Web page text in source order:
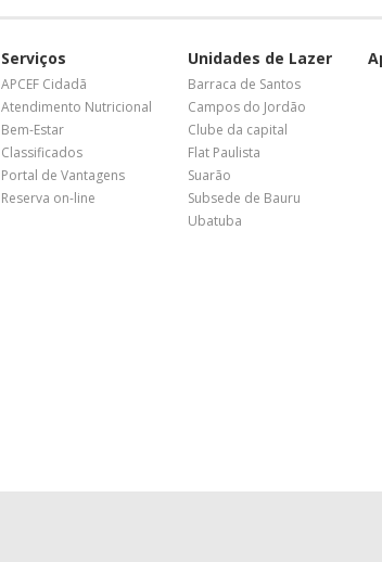
Serviços
APCEF Cidadã
Atendimento Nutricional
Bem-Estar
Classificados
Portal de Vantagens
Reserva on-line
Unidades de Lazer
Barraca de Santos
Campos do Jordão
Clube da capital
Flat Paulista
Suarão
Subsede de Bauru
Ubatuba